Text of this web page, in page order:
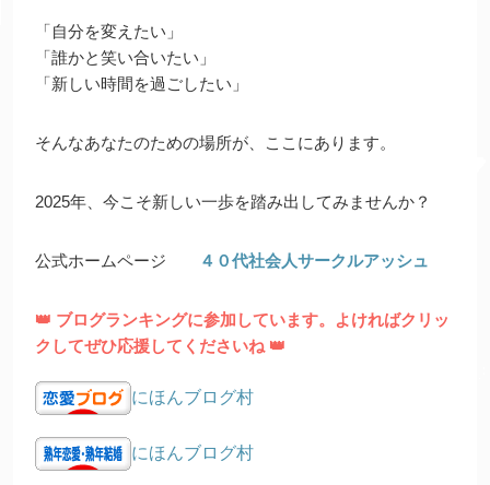
「自分を変えたい」
「誰かと笑い合いたい」
「新しい時間を過ごしたい」
そんなあなたのための場所が、ここにあります。
2025年、今こそ新しい一歩を踏み出してみませんか？
公式ホームページ ４０代社会人サークルアッシュ
👑 ブログランキングに参加しています。よければクリッ
クしてぜひ応援してくださいね 👑
にほんブログ村
にほんブログ村